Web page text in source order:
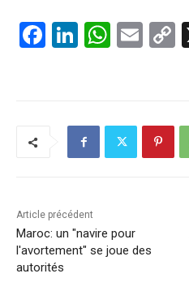
F
k
Li
dI
n
W
A
p
E
Article précédent
Maroc: un "navire pour
l'avortement" se joue des
autorités